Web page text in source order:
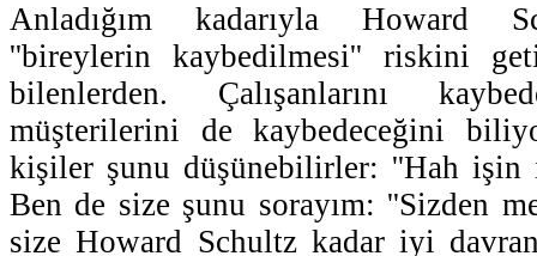
Anladığım kadarıyla Howard
''bireylerin kaybedilmesi'' riskini
bilenlerden. Çalışanlarını
müşterilerini de kaybedeceğini
kişiler şunu düşünebilirler: ''Hah işin
Ben de size şunu sorayım: ''Sizden
size Howard Schultz kadar iyi